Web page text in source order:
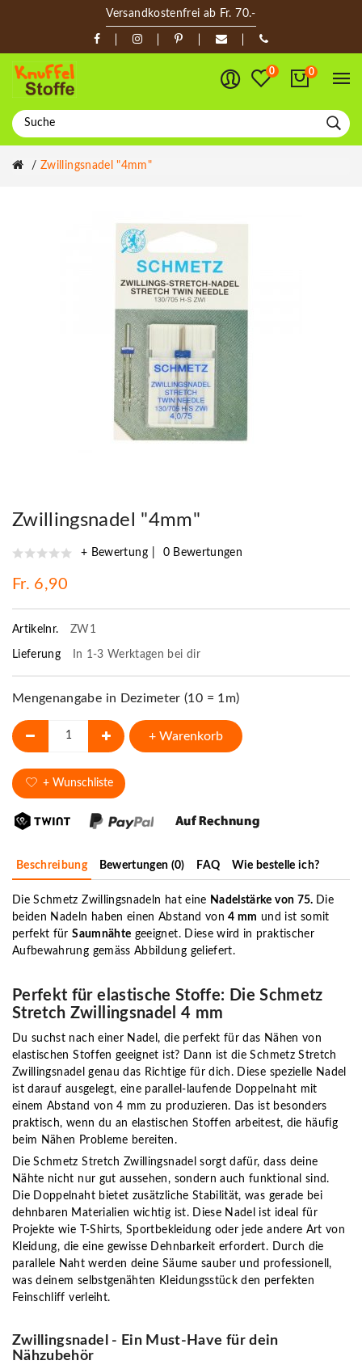
Versandkostenfrei ab Fr. 70.-
0 0
Zwillingsnadel "4mm"
Zwillingsnadel "4mm"
+ Bewertung 0 Bewertungen
Fr. 6,90
Artikelnr. ZW1
Lieferung In 1-3 Werktagen bei dir
Mengenangabe in Dezimeter (10 = 1m)
+ Warenkorb
+ Wunschliste
Beschreibung Bewertungen (0) FAQ Wie bestelle ich?
Die Schmetz Zwillingsnadeln hat eine Nadelstärke von 75. Die
beiden Nadeln haben einen Abstand von4 mm und ist somit
perfekt fürSaumnähte geeignet. Diese wird in praktischer
Aufbewahrung gemäss Abbildung geliefert.
Perfekt für elastische Stoffe: Die Schmetz
Stretch Zwillingsnadel 4 mm
Du suchst nach einer Nadel, die perfekt für das Nähen von
elastischen Stoffen geeignet ist? Dann ist die Schmetz Stretch
Zwillingsnadel genau das Richtige für dich. Diese spezielle Nadel
ist darauf ausgelegt, eine parallel-laufende Doppelnaht mit
einem Abstand von 4 mm zu produzieren. Das ist besonders
praktisch, wenn du an elastischen Stoffen arbeitest, die häufig
beim Nähen Probleme bereiten.
Die Schmetz Stretch Zwillingsnadel sorgt dafür, dass deine
Nähte nicht nur gut aussehen, sondern auch funktional sind.
Die Doppelnaht bietet zusätzliche Stabilität, was gerade bei
dehnbaren Materialien wichtig ist. Diese Nadel ist ideal für
Projekte wie T-Shirts, Sportbekleidung oder jede andere Art von
Kleidung, die eine gewisse Dehnbarkeit erfordert. Durch die
parallele Naht werden deine Säume sauber und professionell,
was deinem selbstgenähten Kleidungsstück den perfekten
Feinschliff verleiht.
Zwillingsnadel - Ein Must-Have für dein
Nähzubehör